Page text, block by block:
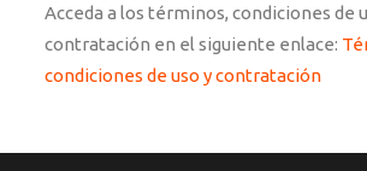
Acceda a los términos, condiciones de
contratación en el siguiente enlace:
condiciones de uso y contratación